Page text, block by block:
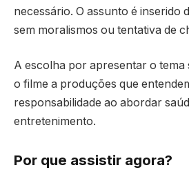
necessário. O assunto é inserido
sem moralismos ou tentativa de
A escolha por apresentar o tema
o filme a produções que
responsabilidade ao abordar
entretenimento.
Por que assistir agora?